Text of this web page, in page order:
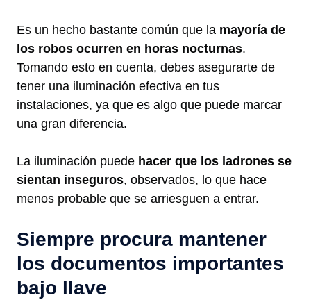
Es un hecho bastante común que la mayoría de
los robos ocurren en horas nocturnas.
Tomando esto en cuenta, debes asegurarte de
tener una iluminación efectiva en tus
instalaciones, ya que es algo que puede marcar
una gran diferencia.
La iluminación puede hacer que los ladrones se
sientan inseguros, observados, lo que hace
menos probable que se arriesguen a entrar.
Siempre procura mantener
los documentos importantes
bajo llave